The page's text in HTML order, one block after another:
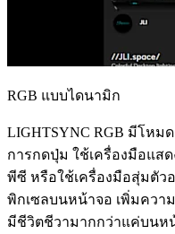
RGB แบบไดนามิก
LIGHTSYNC RGB มีโหม
การกดปุ่ม ใช้เครื่องมือแสด
พีซี หรือใช้เครื่องมือสุ่มตัว
พิกเซลบนหน้าจอ เพิ่มควา
มีชีวิตชีวามากกว่าแค่บนห